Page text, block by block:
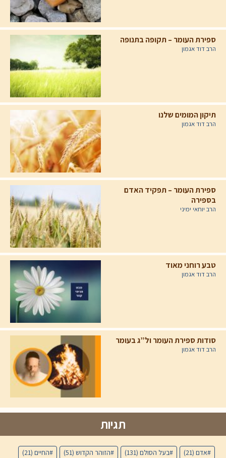
ספירת העומר – תקופה בתנופה
הרב דוד אגמון
תיקון המומים שלנו
הרב דוד אגמון
ספירת העומר – תפקיד האדם
בספירה
הרב יוחאי ימיני
טבע רוחני מאוד
הרב דוד אגמון
סודות ספירת העומר ול”ג בעומר
הרב דוד אגמון
תגיות
אדם (21) בעל הסולם (131) הזוהר הקדוש (51) החיים (21)